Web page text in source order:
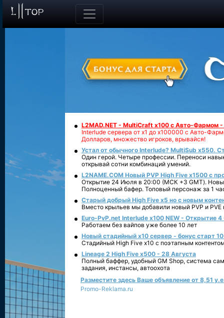
L2MAD.NET - MultiCraft x100 с Авто-Фармом
Interlude сервера от х1 до х100000 с Авто-
Долларов, множество игроков, врывайся!
Устал от обычного Interlude? MultiSub x550.
Один герой. Четыре профессии. Переноси
открывай сотни комбинаций умений.
L2NAME.COM Новый PVP High Five x1500 с
Открытие 24 Июля в 20:00 (МСК +3 GMT).
Полноценный бафер. Топовый персонаж за 1
Старый добрый High Five x5 но с новым
Вместо крыльев мы добавили новый PVP и PVE
Euro-PvP.net Interlude х100 NEW - Открытие 4
Работаем без вайпов уже более 10 лет
Новый стадийный х10 сервер - бонус старт
Стадийный High Five x10 с поэтапным
Lineage 2 High Five x500 - 28 Августа
Полный баффер, удобный GM Shop, система
задания, инстансы, автоохота
Разместите здесь Ваше объявление от 8,51
Promo-Reklama.ru